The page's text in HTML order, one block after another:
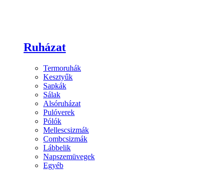
Ruházat
Termoruhák
Kesztyűk
Sapkák
Sálak
Alsóruházat
Pulóverek
Pólók
Mellescsizmák
Combcsizmák
Lábbelik
Napszemüvegek
Egyéb